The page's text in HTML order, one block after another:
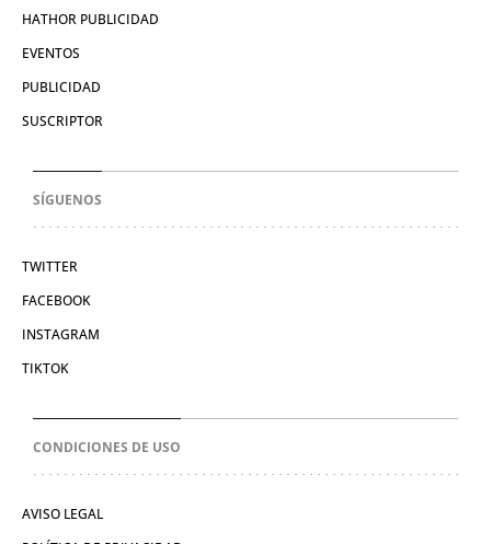
HATHOR PUBLICIDAD
EVENTOS
PUBLICIDAD
SUSCRIPTOR
SÍGUENOS
TWITTER
FACEBOOK
INSTAGRAM
TIKTOK
CONDICIONES DE USO
AVISO LEGAL